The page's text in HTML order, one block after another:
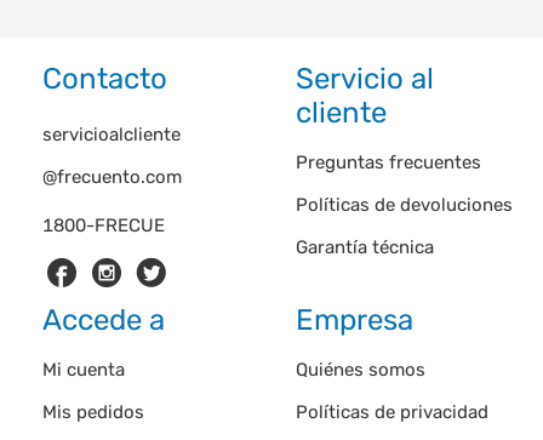
Contacto
1800-FRECUE
servicioalcliente
@frecuento.com
Servicio al
cliente
Preguntas frecuentes
Políticas de devoluciones
Garantía técnica
Accede a
Mi cuenta
Mis pedidos
Empresa
Quiénes somos
Políticas de privacidad